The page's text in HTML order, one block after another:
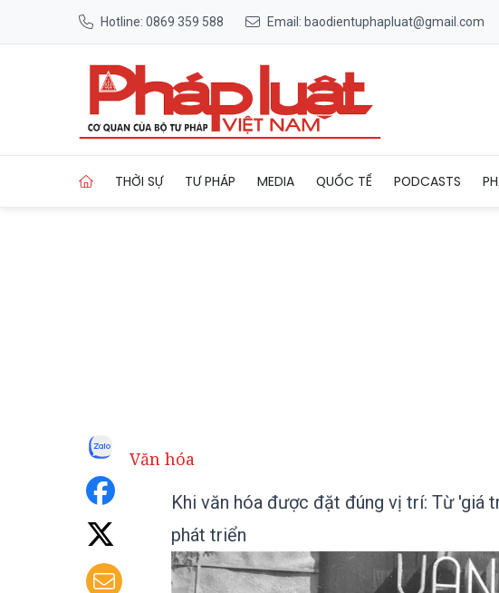
Hotline: 0869 359 588 Email: baodientuphapluat@gmail.com
THỜI SỰ TƯ PHÁP MEDIA QUỐC TẾ PODCASTS
Văn hóa
Khi văn hóa được đặt đúng vị trí: Từ 'giá
phát triển